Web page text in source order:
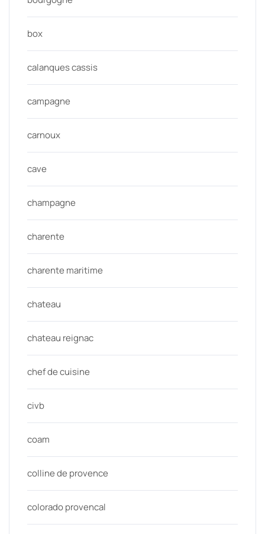
box
calanques cassis
campagne
carnoux
cave
champagne
charente
charente maritime
chateau
chateau reignac
chef de cuisine
civb
coam
colline de provence
colorado provencal